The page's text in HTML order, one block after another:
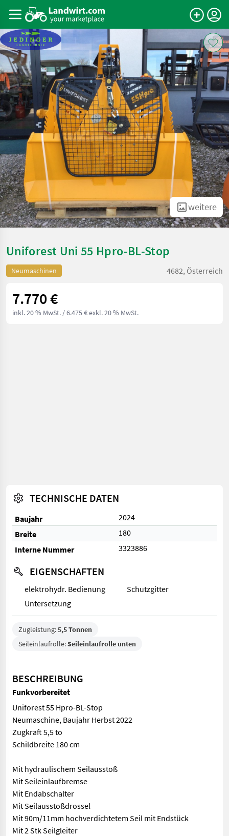
weitere
Uniforest Uni 55 Hpro-BL-Stop
Neumaschinen 4682, Österreich
7.770 €
inkl. 20 % MwSt. / 6.475 € exkl. 20 % MwSt.
TECHNISCHE DATEN
Baujahr
2024
Breite
180
Interne Nummer
3323886
EIGENSCHAFTEN
elektrohydr. Bedienung
Schutzgitter
Untersetzung
Zugleistung:5,5 Tonnen
Seileinlaufrolle:Seileinlaufrolle unten
BESCHREIBUNG
Funkvorbereitet
Uniforest 55 Hpro-BL-Stop
Neumaschine, Baujahr Herbst 2022
Zugkraft 5,5 to
Schildbreite 180 cm
Mit hydraulischem Seilausstoß
Mit Seileinlaufbremse
Mit Endabschalter
Mit Seilausstoßdrossel
Mit 90m/11mm hochverdichtetem Seil mit Endstück
Mit 2 Stk Seilgleiter